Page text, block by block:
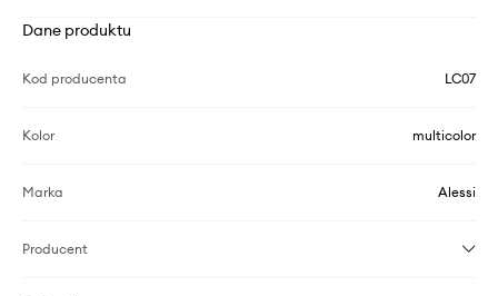
Dane produktu
Kod producenta LC07
Kolor multicolor
Marka Alessi
Producent